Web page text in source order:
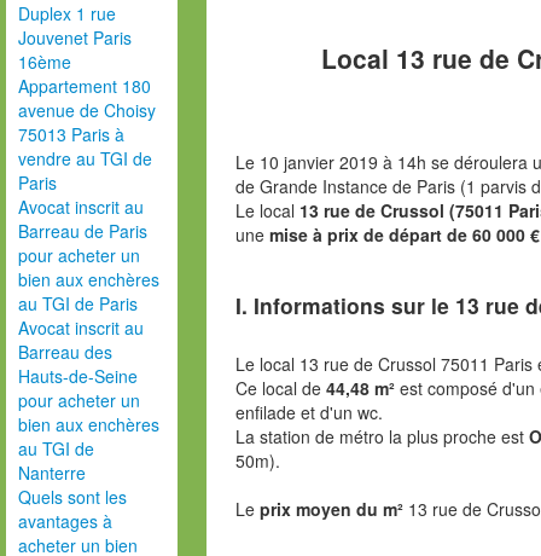
Duplex 1 rue
Jouvenet Paris
16ème
Appartement 180
avenue de Choisy
75013 Paris à
vendre au TGI de
Paris
Avocat inscrit au
Barreau de Paris
pour acheter un
bien aux enchères
au TGI de Paris
Avocat inscrit au
Barreau des
Hauts-de-Seine
pour acheter un
bien aux enchères
au TGI de
Nanterre
Quels sont les
avantages à
acheter un bien
Local 13 rue de
Le 10 janvier 2019 à 14h se déroulera
de Grande Instance de Paris (1 parvis
Le local 13 rue de Crussol (75011
une mise à prix de départ de 60 000 €
I. Informations sur le 13 rue
Le local 13 rue de Crussol 75011
Ce local de 44,48 m²est composé d'un
enfilade et d'un wc.
La station de métro la plus proche est
50m).
Le prix moyen du m² 13 rue de